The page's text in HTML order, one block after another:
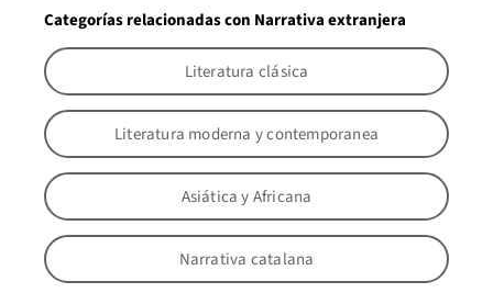
Categorías relacionadas con Narrativa extranjera
Literatura clásica
Literatura moderna y contemporanea
Asiática y Africana
Narrativa catalana